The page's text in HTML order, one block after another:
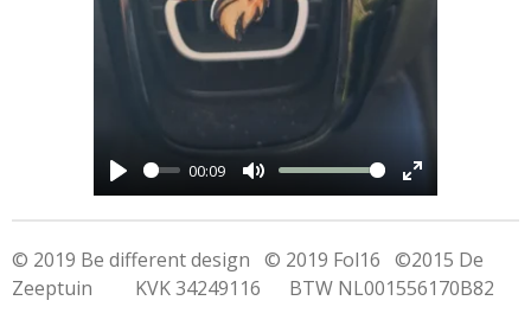
P
l
a
00:09
M
u
e
E
n
t
e
y
© 2019 Be different design © 2019 Fol16 ©2015 De
Zeeptuin KVK 34249116 BTW NL001556170B82